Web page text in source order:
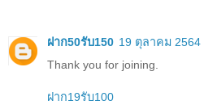
ฝาก50รับ150 19 ตุลาคม 2564
Thank you for joining.
ฝาก19รับ100